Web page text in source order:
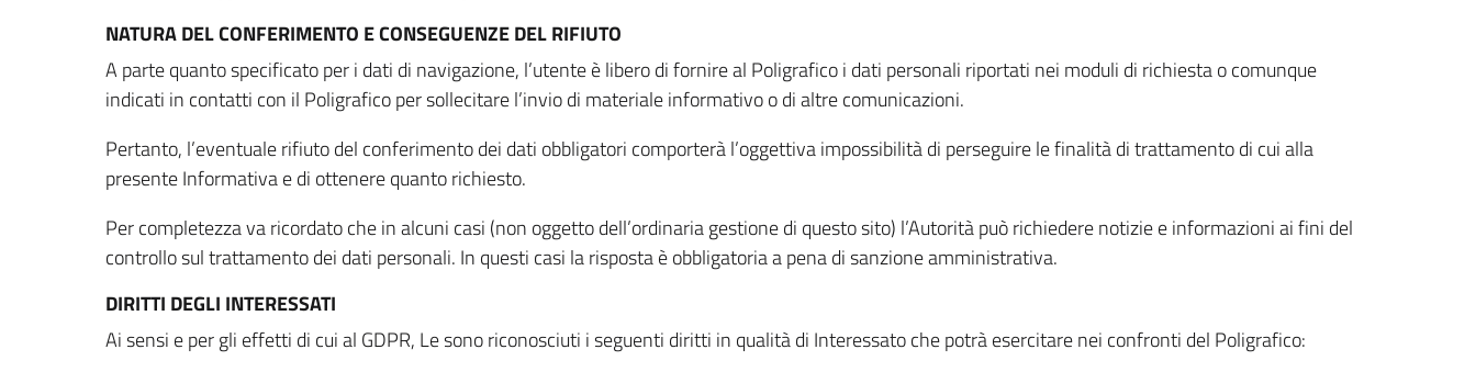
NATURA DEL CONFERIMENTO E CONSEGUENZE DEL RIFIUTO
A parte quanto specificato per i dati di navigazione, l’utente è libero di fornire al Poligrafico i dati personali riportati nei moduli di richiesta o comunque
indicati in contatti con il Poligrafico per sollecitare l’invio di materiale informativo o di altre comunicazioni.
Pertanto, l’eventuale rifiuto del conferimento dei dati obbligatori comporterà l’oggettiva impossibilità di perseguire le finalità di trattamento di cui alla
presente Informativa e di ottenere quanto richiesto.
Per completezza va ricordato che in alcuni casi (non oggetto dell’ordinaria gestione di questo sito) l’Autorità può richiedere notizie e informazioni ai fini del
controllo sul trattamento dei dati personali. In questi casi la risposta è obbligatoria a pena di sanzione amministrativa.
DIRITTI DEGLI INTERESSATI
Ai sensi e per gli effetti di cui al GDPR, Le sono riconosciuti i seguenti diritti in qualità di Interessato che potrà esercitare nei confronti del Poligrafico: